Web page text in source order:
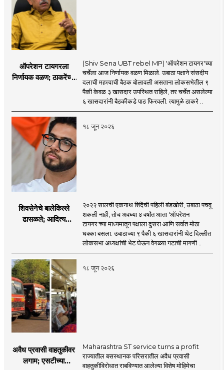
ऑपरेशन टायगरला
निर्णायक वळण; ठाकरेंच्या
विलीन होण्याचा प्रस्ताव?
(Shiv Sena UBT rebel MP) 'ऑपरेशन टायगर'च्या
चर्चेला आज निर्णायक वळण मिळाले. उबाठा पक्षाने संसदीय
दलाची महत्त्वाची बैठक बोलावली असताना लोकसभेतील ९
पैकी केवळ ३ खासदार उपस्थित राहिले, तर चर्चेत असलेल्या
६ खासदारांनी बैठकीकडे पाठ फिरवली. त्यामुळे ठाकरे ..
१८ जून २०२६
शिवसेनेचे बालेकिल्ले
ढासळले; आदित्य
नेमका कुठे चुकला?
२०२२ सालची एकनाथ शिंदेंची पहिली बंडखोरी, उबाठा पचवू
शकली नाही, तोच अवघ्या ४ वर्षांत आता 'ऑपरेशन
टायगर'च्या माध्यमातून पक्षाला दुसरा आणि सर्वात मोठा
धक्का बसला. उबाठाच्या ९ पैकी ६ खासदारांनी थेट दिल्लीत
लोकसभा अध्यक्षांची भेट घेऊन वेगळ्या गटाची मागणी ..
१८ जून २०२६
अवैध प्रवासी वाहतुकीवर
लगाम; एसटीच्या
Maharashtra ST service turns a profit
राज्यातील बसस्थानक परिसरातील अवैध प्रवासी
वाहतुकीविरोधात राबविण्यात आलेल्या विशेष मोहिमेचा